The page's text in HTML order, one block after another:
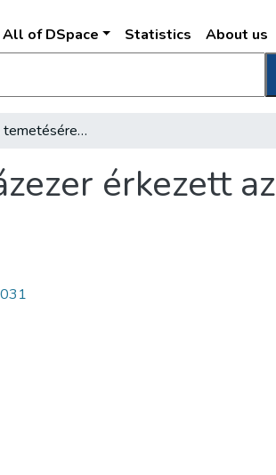
All of DSpace Statistics About us
Kossuth Lajos temetésére több mint százezer érkezett az ország minden tájáról
érkezett az